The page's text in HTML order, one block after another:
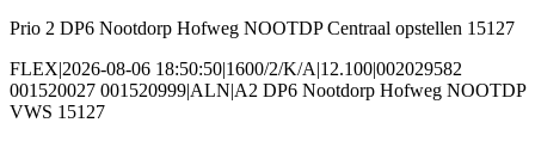
Prio 2 DP6 Nootdorp Hofweg NOOTDP Centraal opstellen 15127
FLEX|2026-08-06 18:50:50|1600/2/K/A|12.100|002029582
001520027 001520999|ALN|A2 DP6 Nootdorp Hofweg NOOTDP
VWS 15127